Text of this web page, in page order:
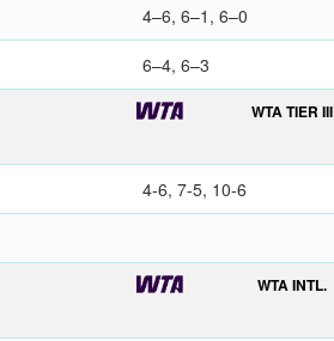
4–6, 6–1, 6–0
6–4, 6–3
WTA TIER III
4-6, 7-5, 10-6
WTA INTL.